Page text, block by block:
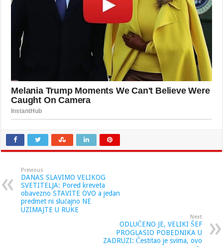
Previous
DANAS SLAVIMO VELIKOG
SVETITELJA: Pored kreveta
obavezno STAVITE OVO a jedan
predmet ni slučajno NE
UZIMAJTE U RUKE
Next
ODLUČENO JE, VELIKI ŠEF
PROGLASIO POBEDNIKA U
ZADRUZI: Čestitao je svima, ovo